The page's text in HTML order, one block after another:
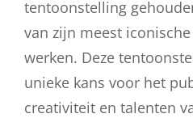
tentoonstelling
van zijn meest
werken. Deze
unieke kans voor het
creativiteit en talenten